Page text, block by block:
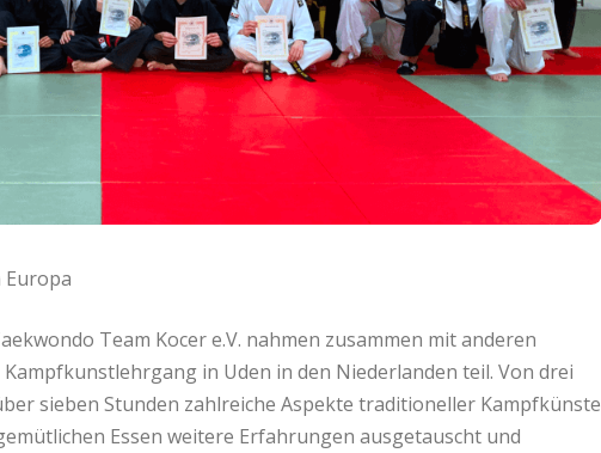
Team Kocer e.V. nahmen zusammen mit anderen
in Uden in den Niederlanden teil. Von drei
sieben Stunden zahlreiche Aspekte traditioneller Kampfkünste
Essen weitere Erfahrungen ausgetauscht und